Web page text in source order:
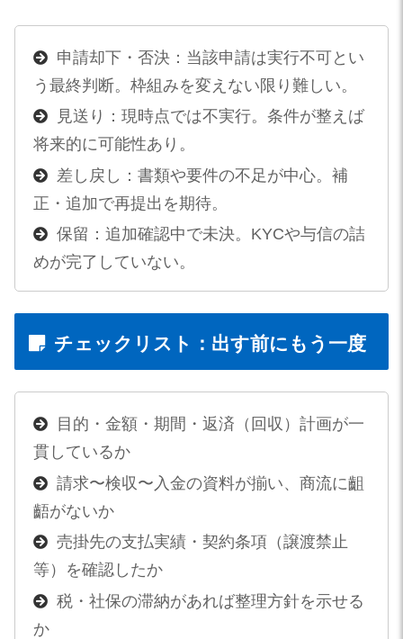
申請却下・否決：当該申請は実行不可とい
う最終判断。枠組みを変えない限り難しい。
見送り：現時点では不実行。条件が整えば
将来的に可能性あり。
差し戻し：書類や要件の不足が中心。補
正・追加で再提出を期待。
保留：追加確認中で未決。KYCや与信の詰
めが完了していない。
チェックリスト：出す前にもう一度
目的・金額・期間・返済（回収）計画が一
貫しているか
請求〜検収〜入金の資料が揃い、商流に齟
齬がないか
売掛先の支払実績・契約条項（譲渡禁止
等）を確認したか
税・社保の滞納があれば整理方針を示せる
か